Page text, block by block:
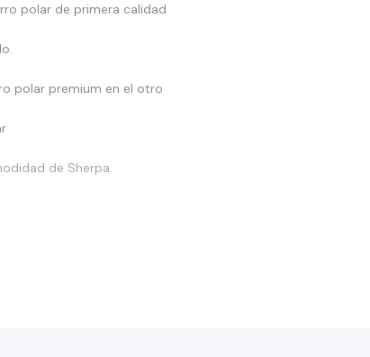
polar de primera calidad
polar premium en el otro
de Sherpa.